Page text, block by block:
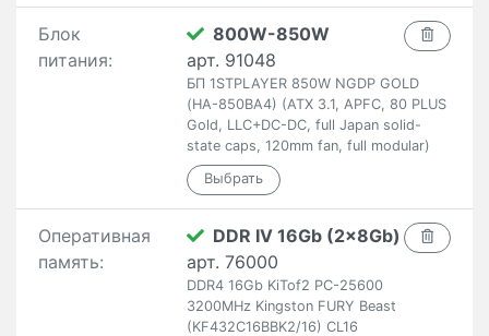
Блок
питания:
800W-850W
арт. 91048
БП 1STPLAYER 850W NGDP GOLD
(HA-850BA4) (ATX 3.1, APFC, 80 PLUS
Gold, LLC+DC-DC, full Japan solid-
state caps, 120mm fan, full modular)
Оперативная
память:
DDR IV 16Gb (2x8Gb)
арт. 76000
DDR4 16Gb KiTof2 PC-25600
3200MHz Kingston FURY Beast
(KF432C16BBK2/16) CL16